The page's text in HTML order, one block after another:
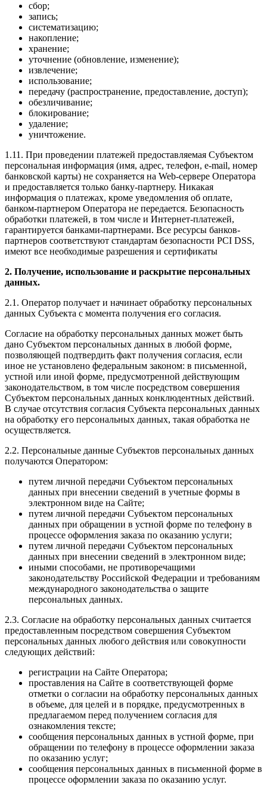
сбор;
запись;
систематизацию;
накопление;
хранение;
уточнение (обновление, изменение);
извлечение;
использование;
передачу (распространение, предоставление, доступ);
обезличивание;
блокирование;
удаление;
уничтожение.
1.11. При проведении платежей предоставляемая Субъектом
персональная информация (имя, адрес, телефон, e-mail, номер
банковской карты) не сохраняется на Web-сервере Оператора
и предоставляется только банку-партнеру. Никакая
информация о платежах, кроме уведомления об оплате,
банком-партнером Оператора не передается. Безопасность
обработки платежей, в том числе и Интернет-платежей,
гарантируется банками-партнерами. Все ресурсы банков-
партнеров соответствуют стандартам безопасности PCI DSS,
имеют все необходимые разрешения и сертификаты
2. Получение, использование и раскрытие персональных
данных.
2.1. Оператор получает и начинает обработку персональных
данных Субъекта с момента получения его согласия.
Согласие на обработку персональных данных может быть
дано Субъектом персональных данных в любой форме,
позволяющей подтвердить факт получения согласия, если
иное не установлено федеральным законом: в письменной,
устной или иной форме, предусмотренной действующим
законодательством, в том числе посредством совершения
Субъектом персональных данных конклюдентных действий.
В случае отсутствия согласия Субъекта персональных данных
на обработку его персональных данных, такая обработка не
осуществляется.
2.2. Персональные данные Субъектов персональных данных
получаются Оператором:
путем личной передачи Субъектом персональных
данных при внесении сведений в учетные формы в
электронном виде на Сайте;
путем личной передачи Субъектом персональных
данных при обращении в устной форме по телефону в
процессе оформления заказа по оказанию услуги;
путем личной передачи Субъектом персональных
данных при внесении сведений в электронном виде;
иными способами, не противоречащими
законодательству Российской Федерации и требованиям
международного законодательства о защите
персональных данных.
2.3. Согласие на обработку персональных данных считается
предоставленным посредством совершения Субъектом
персональных данных любого действия или совокупности
следующих действий:
регистрации на Сайте Оператора;
проставления на Сайте в соответствующей форме
отметки о согласии на обработку персональных данных
в объеме, для целей и в порядке, предусмотренных в
предлагаемом перед получением согласия для
ознакомления тексте;
сообщения персональных данных в устной форме, при
обращении по телефону в процессе оформлении заказа
по оказанию услуг;
сообщения персональных данных в письменной форме в
процессе оформлении заказа по оказанию услуг.